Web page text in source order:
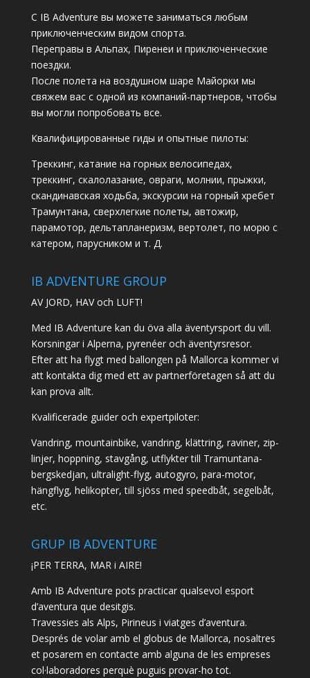
С IB Adventure вы можете заниматься любым
приключенческим видом спорта.
Переправы в Альпах, Пиренеи и приключенческие
поездки.
После полета на воздушном шаре Майорки мы
свяжем вас с одной из компаний-партнеров, чтобы
вы могли попробовать все.
Квалифицированные гиды и опытные пилоты:
Треккинг, катание на горных велосипедах,
треккинг, скалолазание, овраги, молнии, прыжки,
скандинавская ходьба, экскурсии на горный хребет
Трамунтана, сверхлегкие полеты, автожир,
парамотор, дельтапланеризм, вертолет, по морю с
катером, парусником и т. Д.
IB ADVENTURE GROUP
AV JORD, HAV och LUFT!
Med IB Adventure kan du öva alla äventyrsport du vill.
Korsningar i Alperna, pyrenéer och äventyrsresor.
Efter att ha flygt med ballongen på Mallorca kommer vi
att kontakta dig med ett av partnerföretagen så att du
kan prova allt.
Kvalificerade guider och expertpiloter:
Vandring, mountainbike, vandring, klättring, raviner, zip-
linjer, hoppning, stavgång, utflykter till Tramuntana-
bergskedjan, ultralight-flyg, autogyro, para-motor,
hängflyg, helikopter, till sjöss med speedbåt, segelbåt,
etc.
GRUP IB ADVENTURE
¡PER TERRA, MAR i AIRE!
Amb IB Adventure pots practicar qualsevol esport
d’aventura que desitgis.
Travessies als Alps, Pirineus i viatges d’aventura.
Després de volar amb el globus de Mallorca, nosaltres
et posarem en contacte amb alguna de les empreses
col·laboradores perquè puguis provar-ho tot.